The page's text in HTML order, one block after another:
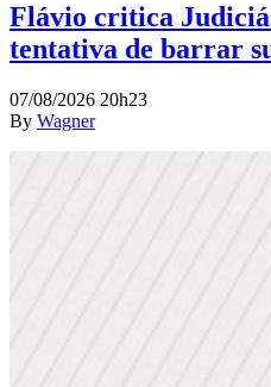
Flávio critica
tentativa de barrar
07/08/2026 20h23
By Wagner